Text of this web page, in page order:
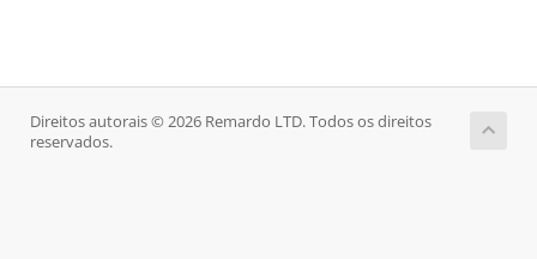
Direitos autorais © 2026 Remardo LTD. Todos os direitos
reservados.